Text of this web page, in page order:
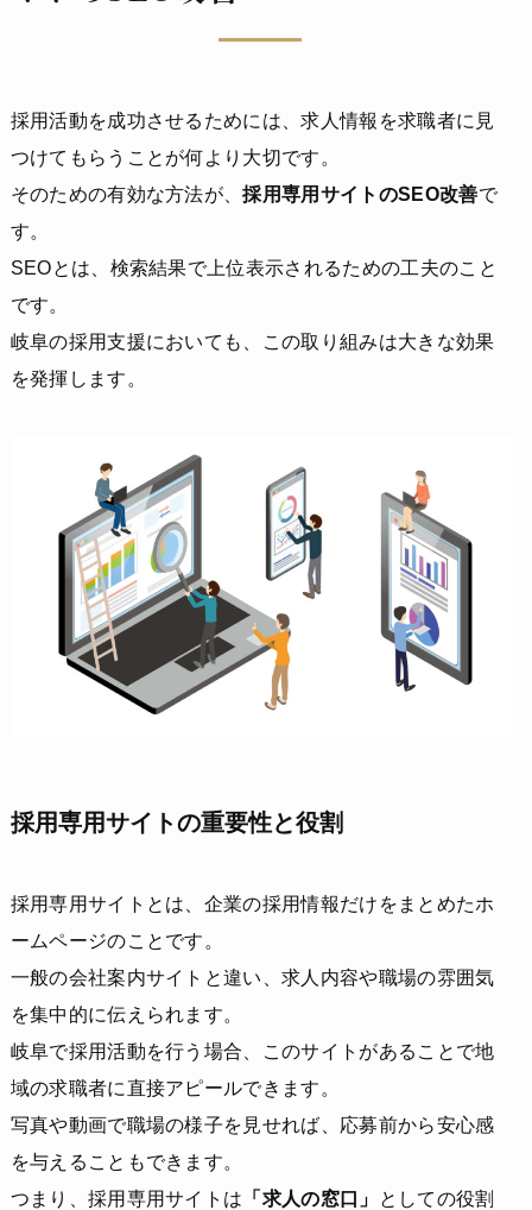
採用活動を成功させるためには、求人情報を求職者に見
つけてもらうことが何より大切です。
そのための有効な方法が、採用専用サイトのSEO改善で
す。
SEOとは、検索結果で上位表示されるための工夫のこと
です。
岐阜の採用支援においても、この取り組みは大きな効果
を発揮します。
採用専用サイトの重要性と役割
採用専用サイトとは、企業の採用情報だけをまとめたホ
ームページのことです。
一般の会社案内サイトと違い、求人内容や職場の雰囲気
を集中的に伝えられます。
岐阜で採用活動を行う場合、このサイトがあることで地
域の求職者に直接アピールできます。
写真や動画で職場の様子を見せれば、応募前から安心感
を与えることもできます。
つまり、採用専用サイトは 「求人の窓口」
としての役割